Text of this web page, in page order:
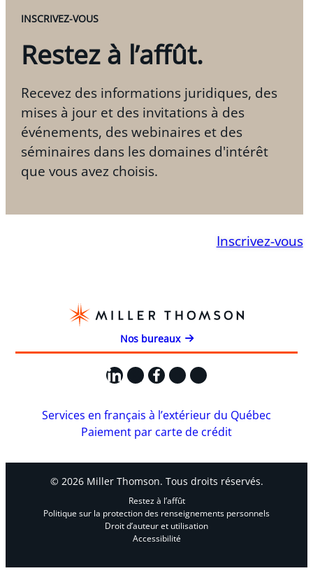
INSCRIVEZ-VOUS
Restez à l’affût.
Recevez des informations juridiques, des
mises à jour et des invitations à des
événements, des webinaires et des
séminaires dans les domaines d'intérêt
que vous avez choisis.
Inscrivez-vous
Nos bureaux
LinkedIn
X Facebook
Instagram
YouTube
Services en français à l’extérieur du Québec
Paiement par carte de crédit
© 2026 Miller Thomson. Tous droits réservés.
Restez à l’affût
Politique sur la protection des renseignements personnels
Droit d’auteur et utilisation
Accessibilité